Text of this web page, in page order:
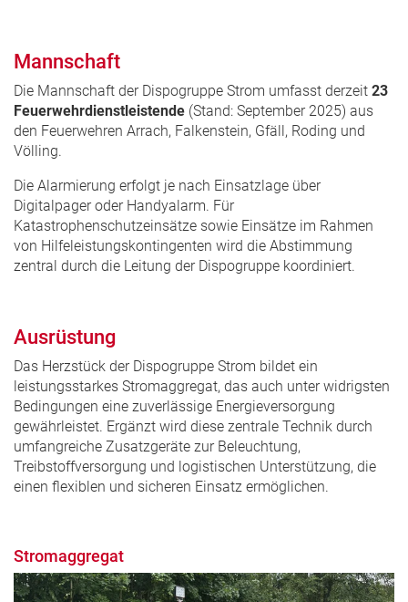
Mannschaft
Die Mannschaft der Dispogruppe Strom umfasst derzeit 23
Feuerwehrdienstleistende (Stand: September 2025) aus
den Feuerwehren Arrach, Falkenstein, Gfäll, Roding und
Völling.
Die Alarmierung erfolgt je nach Einsatzlage über
Digitalpager oder Handyalarm. Für
Katastrophenschutzeinsätze sowie Einsätze im Rahmen
von Hilfeleistungskontingenten wird die Abstimmung
zentral durch die Leitung der Dispogruppe koordiniert.
Ausrüstung
Das Herzstück der Dispogruppe Strom bildet ein
leistungsstarkes Stromaggregat, das auch unter widrigsten
Bedingungen eine zuverlässige Energieversorgung
gewährleistet. Ergänzt wird diese zentrale Technik durch
umfangreiche Zusatzgeräte zur Beleuchtung,
Treibstoffversorgung und logistischen Unterstützung, die
einen flexiblen und sicheren Einsatz ermöglichen.
Stromaggregat